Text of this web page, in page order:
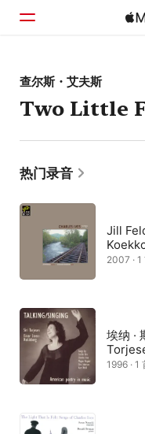
主页
浏览
搜索
查尔斯・艾夫斯
Two Little
热门录音
Jill
2007 · 1
埃纳 ·
1996 · 1